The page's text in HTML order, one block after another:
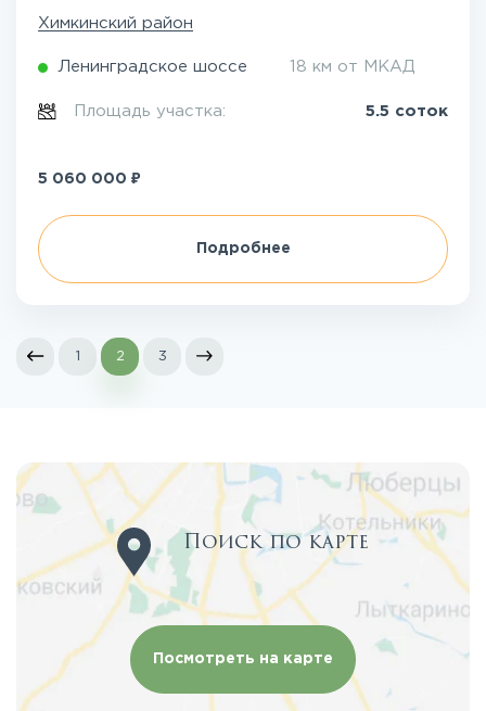
Химкинский район
Ленинградское шоссе 18 км от МКАД
Площадь участка: 5.5 соток
5 060 000 ₽
Подробнее
1 2 3
Поиск по карте
Посмотреть на карте